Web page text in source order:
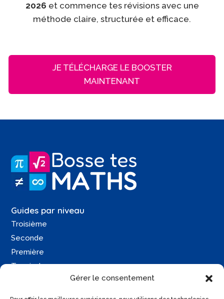
Gérer le consentement
2026 et commence tes révisions avec une
méthode claire, structurée et efficace.
JE TÉLÉCHARGE LE BOOSTER
MAINTENANT
Guides par niveau
Troisième
Seconde
Première
Terminale